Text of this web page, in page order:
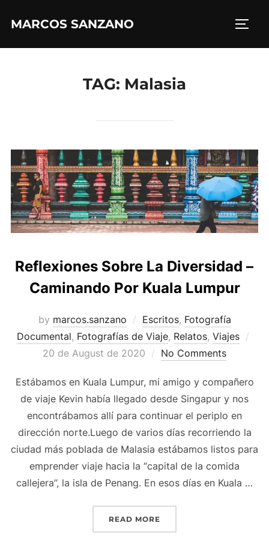
MARCOS SANZANO
TAG: Malasia
Reflexiones Sobre La Diversidad –
Caminando Por Kuala Lumpur
by marcos.sanzano Escritos, Fotografía
Documental, Fotografías de Viaje, Relatos, Viajes
20 de August de 2020
No Comments
Estábamos en Kuala Lumpur, mi amigo y compañero
de viaje Kevin había llegado desde Singapur y nos
encontrábamos allí para continuar el periplo en
dirección norte.Luego de varios días recorriendo la
ciudad más poblada de Malasia estábamos listos para
emprender viaje hacia la “capital de la comida
callejera”, la isla de Penang. En esos días en Kuala …
READ MORE